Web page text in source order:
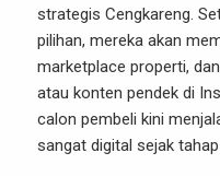
strategis Cengkareng.
pilihan, mereka akan
marketplace properti,
atau konten pendek di
calon pembeli kini
sangat digital sejak